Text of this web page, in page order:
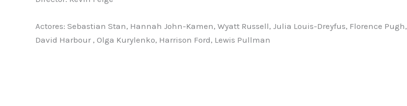
Actores: Sebastian Stan, Hannah John-Kamen, Wyatt Russell, Julia Louis-Dreyfus, Florence Pugh,
David Harbour , Olga Kurylenko, Harrison Ford, Lewis Pullman